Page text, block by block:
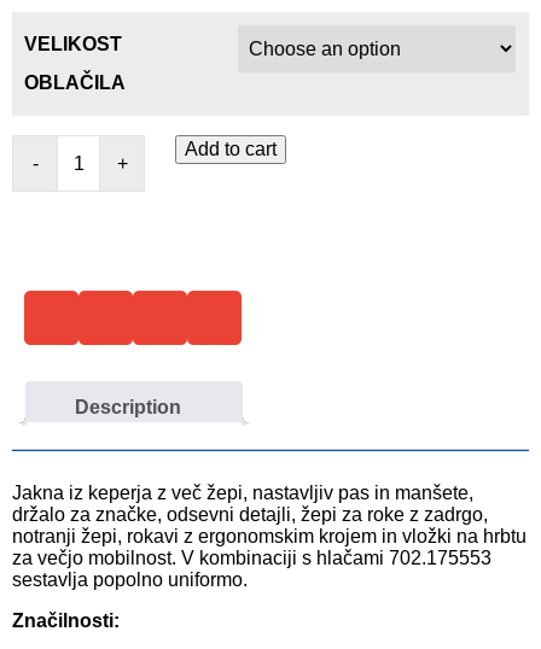
VELIKOST
OBLAČILA
- +
Add to cart
Description
Jakna iz keperja z več žepi, nastavljiv pas in manšete,
držalo za značke, odsevni detajli, žepi za roke z zadrgo,
notranji žepi, rokavi z ergonomskim krojem in vložki na hrbtu
za večjo mobilnost. V kombinaciji s hlačami 702.175553
sestavlja popolno uniformo.
Značilnosti: